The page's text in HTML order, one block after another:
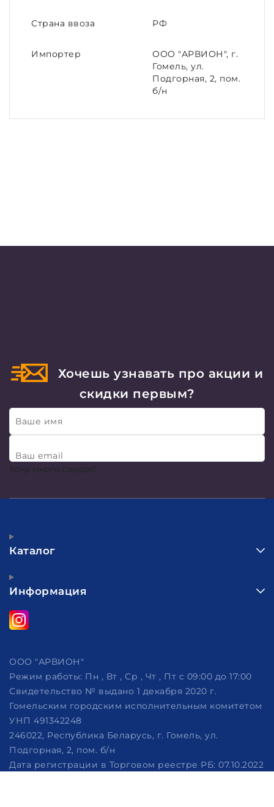
Страна ввоза РФ
Импортер
ООО "АРВИОН", г.
Гомель, ул.
Подгорная, 2, пом.
б/н
Хочешь узнавать про акции и
скидки первым?
Ваше имя
Ваш email
Хочу много скидок!
Каталог
Информация
ООО "АРВИОН"
Режим работы: Пн , Вт , Ср , Чт , Пт c 09:00 до 17:00
Свидетельство № выдано 1 декабря 2020 г.
Гомельским городским исполнительным комитетом
УНП 491342248
246022, Республика Беларусь, г. Гомель, ул.
Подгорная, 2, пом. б/н
Дата регистрации в Торговом реестре РБ: 07.10.2022